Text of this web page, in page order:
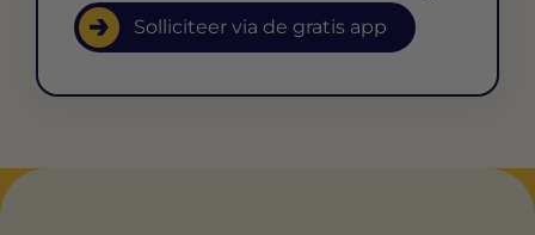
Solliciteer via de gratis app